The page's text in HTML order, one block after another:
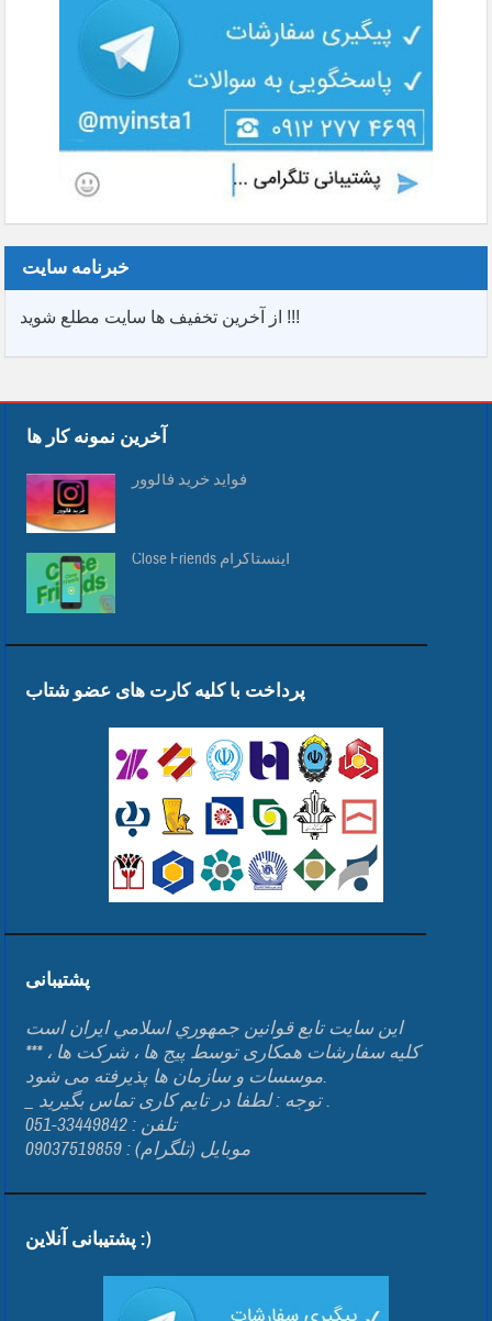
خبرنامه سایت
از آخرین تخفیف ها سایت مطلع شوید !!!
آخرین نمونه کار ها
فواید خرید فالوور
Close Friends اینستاگرام
پرداخت با کلیه کارت های عضو شتاب
پشتیبانی
اين سايت تابع قوانين جمهوري اسلامي ايران است
*** کلیه سفارشات همکاری توسط پیج ها ، شرکت ها ،
موسسات و سازمان ها پذیرفته می شود.
_ توجه : لطفا در تایم کاری تماس بگیرید .
تلفن : 33449842-051
موبایل (تلگرام) : 09037519859
پشتیبانی آنلاین :)